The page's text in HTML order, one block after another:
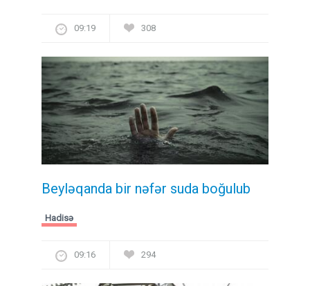
09:19 308
Beyləqanda bir nəfər suda boğulub
Hadisə
09:16 294